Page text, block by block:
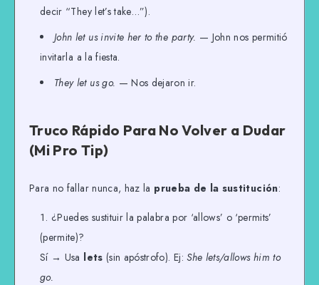
decir “They let’s take…”).
John let us invite her to the party. — John nos permitió
invitarla a la fiesta.
They let us go. — Nos dejaron ir.
Truco Rápido Para No Volver a Dudar
(Mi Pro Tip)
Para no fallar nunca, haz la prueba de la sustitución:
¿Puedes sustituir la palabra por ‘allows’ o ‘permits’
(permite)?
Sí → Usa lets (sin apóstrofo). Ej:She lets/allows him to
go.